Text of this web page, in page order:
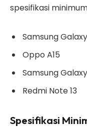
spesifikasi
Samsung
Oppo A15
Samsung
Redmi Note 13
Spesifikasi